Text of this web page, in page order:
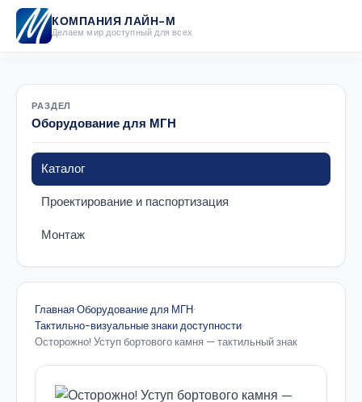
КОМПАНИЯ ЛАЙН-М
Делаем мир доступный для всех
РАЗДЕЛ
Оборудование для МГН
Каталог
Проектирование и паспортизация
Монтаж
Главная·Оборудование для МГН·
Тактильно-визуальные знаки доступности·
Осторожно! Уступ бортового камня — тактильный знак